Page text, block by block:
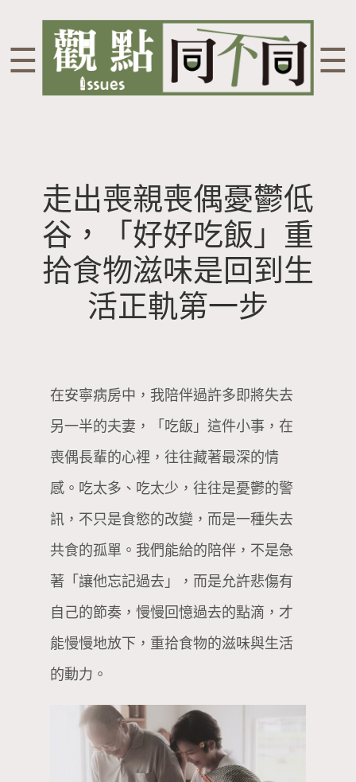
☰ ☰
走出喪親喪偶憂鬱低
谷，「好好吃飯」重
拾食物滋味是回到生
活正軌第一步
在安寧病房中，我陪伴過許多即將失去
另一半的夫妻，「吃飯」這件小事，在
喪偶長輩的心裡，往往藏著最深的情
感。吃太多、吃太少，往往是憂鬱的警
訊，不只是食慾的改變，而是一種失去
共食的孤單。我們能給的陪伴，不是急
著「讓他忘記過去」，而是允許悲傷有
自己的節奏，慢慢回憶過去的點滴，才
能慢慢地放下，重拾食物的滋味與生活
的動力。